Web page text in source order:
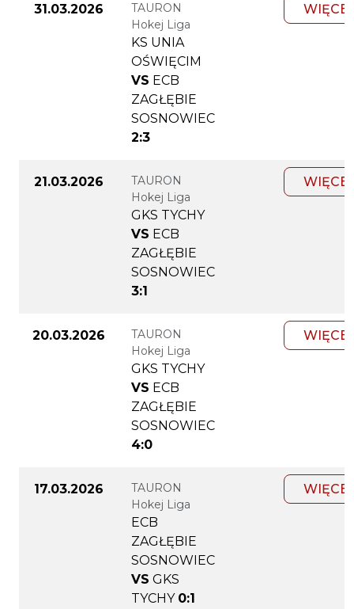
31.03.2026
TAURON
Hokej Liga
KS UNIA
OŚWIĘCIM
VS ECB
ZAGŁĘBIE
SOSNOWIEC
2:3
WIĘCEJ
21.03.2026
TAURON
Hokej Liga
GKS TYCHY
VS ECB
ZAGŁĘBIE
SOSNOWIEC
3:1
WIĘCEJ
20.03.2026
TAURON
Hokej Liga
GKS TYCHY
VS ECB
ZAGŁĘBIE
SOSNOWIEC
4:0
WIĘCEJ
17.03.2026
TAURON
Hokej Liga
ECB
ZAGŁĘBIE
SOSNOWIEC
VS GKS
TYCHY 0:1
WIĘCEJ